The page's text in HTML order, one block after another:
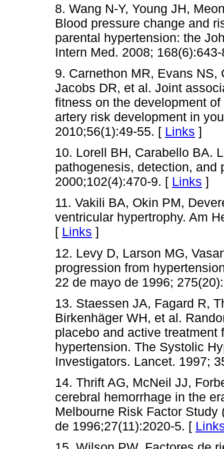
8. Wang N-Y, Young JH,
Blood pressure change and
parental hypertension: the
Intern Med. 2008;
9. Carnethon MR, Evans
Jacobs DR, et al. Joint
fitness on the development
artery risk development in
2010;56(1):49-55. [ Links ]
10. Lorell BH, Carabello BA.
pathogenesis, detection, and
2000;102(4):470-9. [ Links ]
11. Vakili BA, Okin PM,
ventricular hypertrophy. Am
[ Links ]
12. Levy D, Larson MG,
progression from
22 de mayo de 1996;
13. Staessen JA, Fagard R,
Birkenhäger WH, et al.
placebo and active
hypertension. The Systolic
Investigators. Lancet. 1997;
14. Thrift AG, McNeil JJ,
cerebral hemorrhage in the
Melbourne Risk Factor
de 1996;27(11):2020-5. [